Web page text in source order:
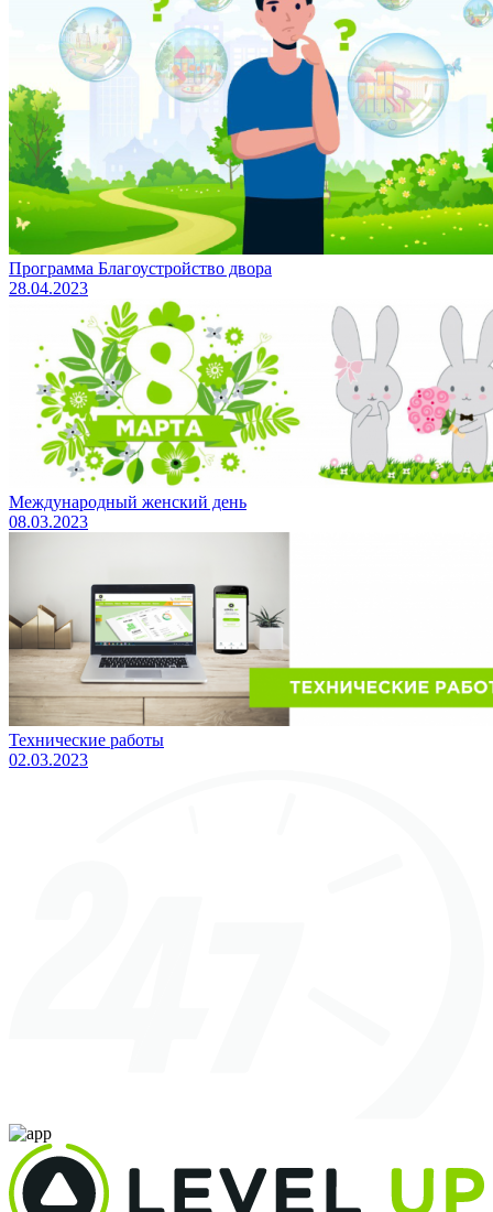
Программа Благоустройство двора
28.04.2023
Международный женский день
08.03.2023
Технические работы
02.03.2023